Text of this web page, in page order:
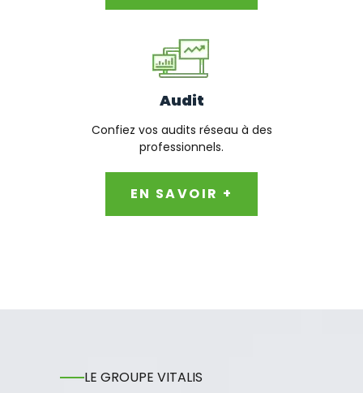
Audit
Confiez vos audits réseau à des
professionnels.
EN SAVOIR +
LE GROUPE VITALIS